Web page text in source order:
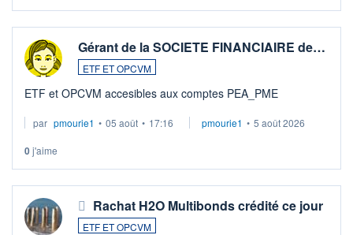
Gérant de la SOCIETE FINANCIAIRE de…
ETF ET OPCVM
ETF et OPCVM accesibles aux comptes PEA_PME
par pmourie1 • 05 août • 17:16 pmourie1 • 5 août 2026
0j'aime
Rachat H2O Multibonds crédité ce jour
ETF ET OPCVM